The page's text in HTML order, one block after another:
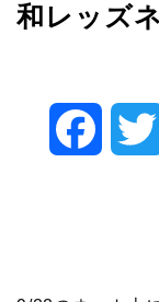
和レッズ